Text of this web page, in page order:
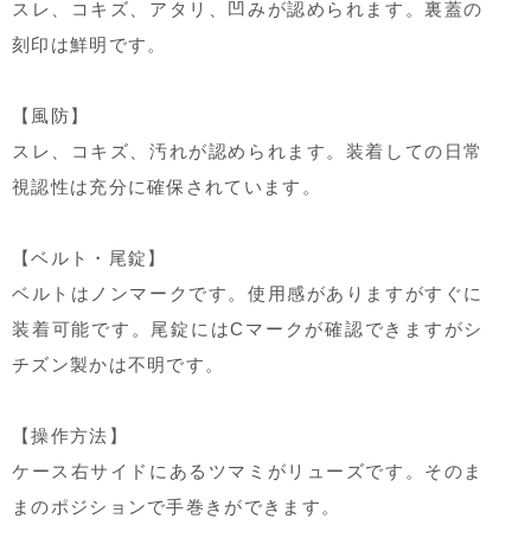
スレ、コキズ、アタリ、凹みが認められます。裏蓋の
刻印は鮮明です。
【風防】
スレ、コキズ、汚れが認められます。装着しての日常
視認性は充分に確保されています。
【ベルト・尾錠】
ベルトはノンマークです。使用感がありますがすぐに
装着可能です。尾錠にはCマークが確認できますがシ
チズン製かは不明です。
【操作方法】
ケース右サイドにあるツマミがリューズです。そのま
まのポジションで手巻きができます。